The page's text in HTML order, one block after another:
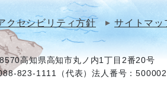
クセシビリティ方針 サイトマッ
高知県高知市丸ノ内1丁目2番20号
823-1111（代表）法人番号：